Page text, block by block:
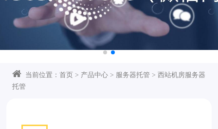
当前位置：首页 > 产品中心 > 服务器托管 >西站机房服务器
托管